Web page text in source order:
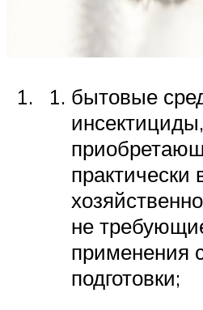
бытовые
инсектициды,
практически
не
применения
подготовки;